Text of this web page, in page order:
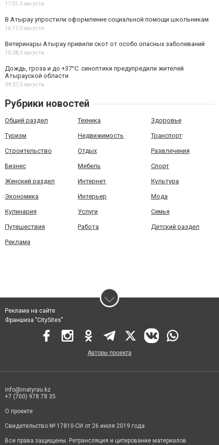
17:01,5 августа
В Атырау упростили оформление социальной помощи школьникам
16:17,5 августа
Ветеринары Атырау привили скот от особо опасных заболеваний
10:28,5 августа
Дождь, гроза и до +37°C: синоптики предупредили жителей
Атырауской области
09:37,5 августа
Рубрики новостей
Общий раздел Техника Здоровье
Туризм Недвижимость Транспорт
Строительство Отдых Развлечения
Бизнес Мебель Спорт
Женский раздел Интернет Культура
Экономика Интерьер Мода
Кулинария Услуги Семья
Путешествия Работа Детский раздел
Реклама
Реклама на сайте
Франшиза "CitySites"
Авторы проекта
info@inatyrau.kz
+7 (700) 978 78 35
О проекте
Свидетельство № 17810-СИ от 26 июля 2019 года
Все права защищены. Ретрансляция и цитирование материалов